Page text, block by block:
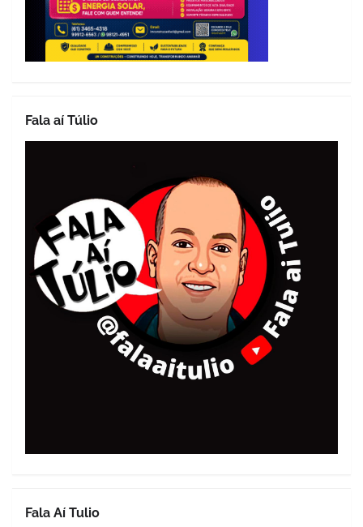
Fala aí Túlio
Fala Aí Tulio